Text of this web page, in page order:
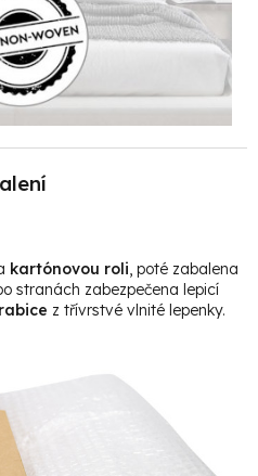
kartónovou roli, poté zabalena
stranách zabezpečena lepicí
z třívrstvé vlnité lepenky.